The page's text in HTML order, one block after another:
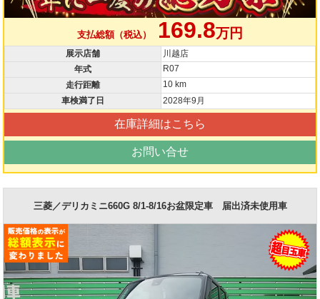
支払総額（税込） 169.8万円
展示店舗
川越店
年式
R07
走行距離
10 km
車検満了日
2028年9月
在庫詳細はこちら
お問い合せ
三菱／デリカミニ660G 8/1-8/16お盆限定車 届出済未使用車